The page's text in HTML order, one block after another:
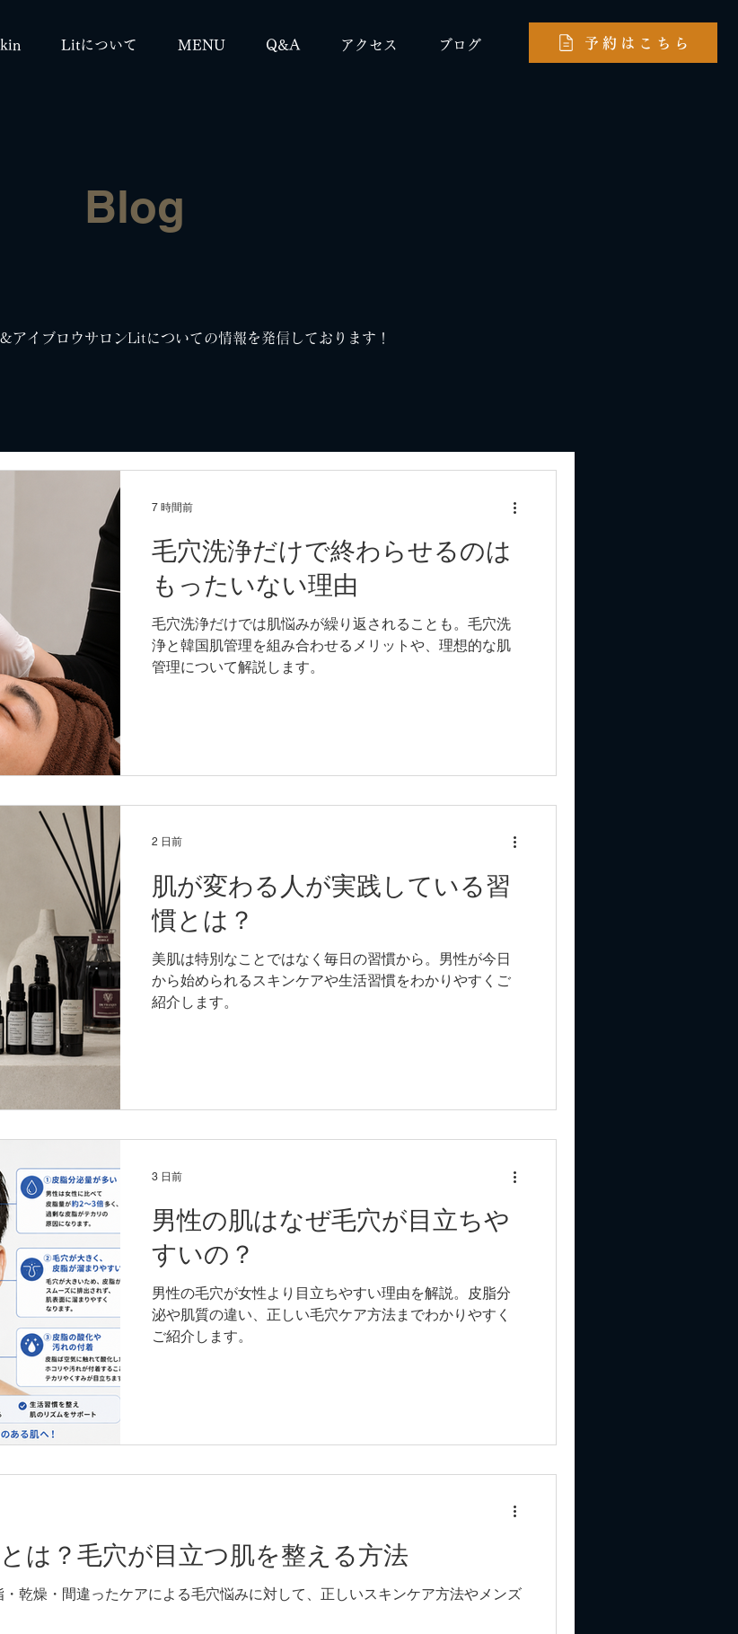
Litについて MENU Q&A アクセス ブログ 予約はこちら
Blog
アイブロウサロンLitについての情報を発信しております！
毛穴洗浄だけで終わらせるのは
もったいない理由
毛穴洗浄だけでは肌悩みが繰り返されることも。毛穴洗
浄と韓国肌管理を組み合わせるメリットや、理想的な肌
管理について解説します。
7 時間前
肌が変わる人が実践している習
慣とは？
美肌は特別なことではなく毎日の習慣から。男性が今日
から始められるスキンケアや生活習慣をわかりやすくご
紹介します。
2 日前
男性の肌はなぜ毛穴が目立ちや
すいの？
男性の毛穴が女性より目立ちやすい理由を解説。皮脂分
泌や肌質の違い、正しい毛穴ケア方法までわかりやすく
ご紹介します。
3 日前
は？毛穴が目立つ肌を整える方法
乾燥・間違ったケアによる毛穴悩みに対して、正しいスキンケア方法やメンズ